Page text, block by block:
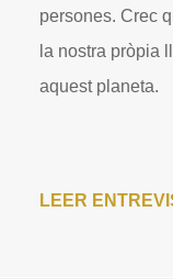
persones. Crec
la nostra pròpia
aquest planeta.
LEER